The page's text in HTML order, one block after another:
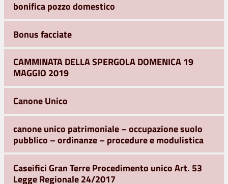
bonifica pozzo domestico
Bonus facciate
CAMMINATA DELLA SPERGOLA DOMENICA 19
MAGGIO 2019
Canone Unico
canone unico patrimoniale – occupazione suolo
pubblico – ordinanze – procedure e modulistica
Caseifici Gran Terre Procedimento unico Art. 53
Legge Regionale 24/2017